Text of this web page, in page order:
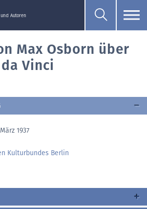
Autoren
Max Osborn über
Vinci
1937
Kulturbundes Berlin